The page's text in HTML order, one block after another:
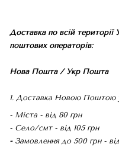
Доставка по всій території
поштових операторів:
Нова Пошта / Укр Пошта
1. Доставка Новою Поштою
- Міста - від 80 грн
- Село/смт - від 105 грн
-Замовлення до 500 грн -